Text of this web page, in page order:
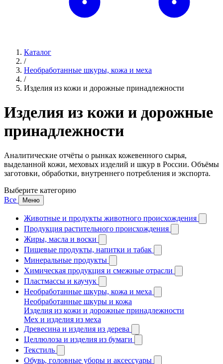
Каталог
/
Необработанные шкуры, кожа и меха
/
Изделия из кожи и дорожные принадлежности
Изделия из кожи и дорожные
принадлежности
Аналитические отчёты о рынках кожевенного сырья,
выделанной кожи, меховых изделий и шкур в России. Объёмы
заготовки, обработки, внутреннего потребления и экспорта.
Выберите категорию
Все
Меню
Животные и продукты животного происхождения
Продукция растительного происхождения
Жиры, масла и воски
Пищевые продукты, напитки и табак
Минеральные продукты
Химическая продукция и смежные отрасли
Пластмассы и каучук
Необработанные шкуры, кожа и меха
Необработанные шкуры и кожа
Изделия из кожи и дорожные принадлежности
Мех и изделия из меха
Древесина и изделия из дерева
Целлюлоза и изделия из бумаги
Текстиль
Обувь, головные уборы и аксессуары